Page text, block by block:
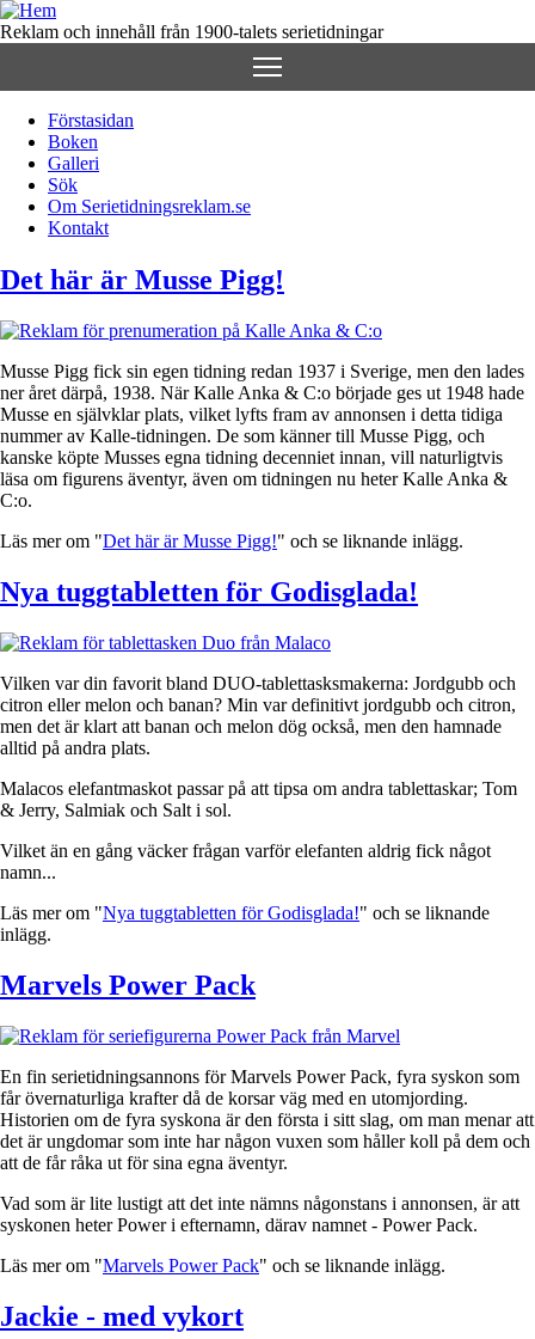
Hoppa
till
Reklam och innehåll från 1900-talets serietidningar
Huvudmeny
(för
Serietidningsreklam.se)
Förstasidan
Boken
Galleri
Sök
Om Serietidningsreklam.se
Kontakt
Det här är Musse Pigg!
Musse Pigg fick sin egen tidning redan 1937 i Sverige, men den lades
ner året därpå, 1938. När Kalle Anka & C:o började ges ut 1948 hade
Musse en självklar plats, vilket lyfts fram av annonsen i detta tidiga
nummer av Kalle-tidningen. De som känner till Musse Pigg, och
kanske köpte Musses egna tidning decenniet innan, vill naturligtvis
läsa om figurens äventyr, även om tidningen nu heter Kalle Anka &
C:o.
Läs mer om "Det här är Musse Pigg!" och se liknande inlägg.
Nya tuggtabletten för Godisglada!
Vilken var din favorit bland DUO-tablettasksmakerna: Jordgubb och
citron eller melon och banan? Min var definitivt jordgubb och citron,
men det är klart att banan och melon dög också, men den hamnade
alltid på andra plats.
Malacos elefantmaskot passar på att tipsa om andra tablettaskar; Tom
& Jerry, Salmiak och Salt i sol.
Vilket än en gång väcker frågan varför elefanten aldrig fick något
namn...
Läs mer om "Nya tuggtabletten för Godisglada!" och se liknande
inlägg.
Marvels Power Pack
En fin serietidningsannons för Marvels Power Pack, fyra syskon som
får övernaturliga krafter då de korsar väg med en utomjording.
Historien om de fyra syskona är den första i sitt slag, om man menar att
det är ungdomar som inte har någon vuxen som håller koll på dem och
att de får råka ut för sina egna äventyr.
Vad som är lite lustigt att det inte nämns någonstans i annonsen, är att
syskonen heter Power i efternamn, därav namnet - Power Pack.
Läs mer om "Marvels Power Pack" och se liknande inlägg.
Jackie - med vykort